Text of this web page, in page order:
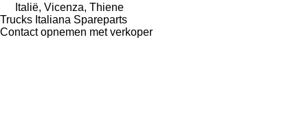
Italië, Vicenza, Thiene
Trucks Italiana Spareparts
Contact opnemen met verkoper